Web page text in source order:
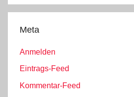
Meta
Anmelden
Eintrags-Feed
Kommentar-Feed